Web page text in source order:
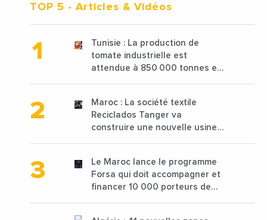
TOP 5 - Articles & Vidéos
Tunisie : La production de
tomate industrielle est
attendue à 850 000 tonnes en
Maroc : La société textile
Reciclados Tanger va
construire une nouvelle usine
Le Maroc lance le programme
Forsa qui doit accompagner et
financer 10 000 porteurs de